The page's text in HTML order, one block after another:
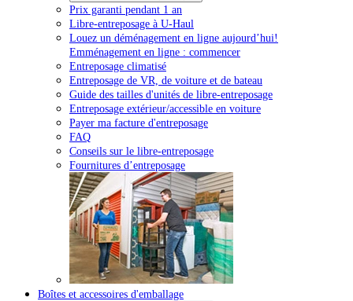
Prix garanti pendant 1 an
Libre-entreposage à U-Haul
Louez un déménagement en ligne aujourd’hui!
Emménagement en ligne : commencer
Entreposage climatisé
Entreposage de VR, de voiture et de bateau
Guide des tailles d'unités de libre-entreposage
Entreposage extérieur/accessible en voiture
Payer ma facture d'entreposage
FAQ
Conseils sur le libre-entreposage
Fournitures d’entreposage
Boîtes et accessoires d'emballage